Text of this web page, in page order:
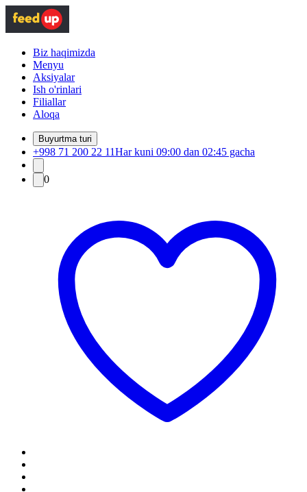
Biz haqimizda
Menyu
Aksiyalar
Ish o'rinlari
Filiallar
Aloqa
Buyurtma turi
+998 71 200 22 11Har kuni 09:00 dan 02:45 gacha
0